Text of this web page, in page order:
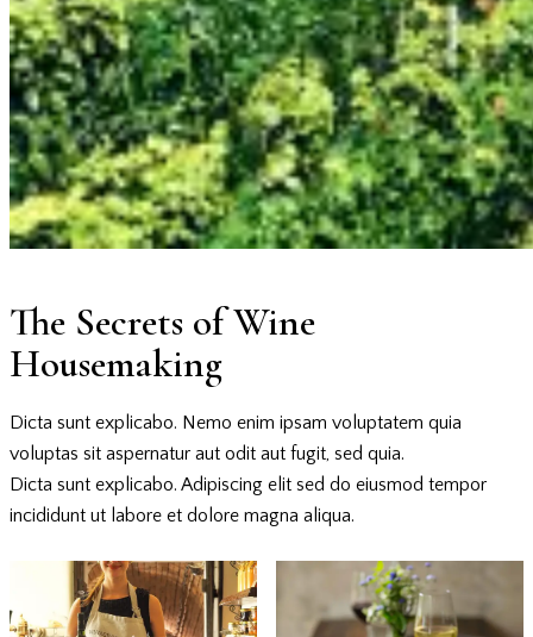
The Secrets of Wine
Housemaking
Dicta sunt explicabo. Nemo enim ipsam voluptatem quia
voluptas sit aspernatur aut odit aut fugit, sed quia.
Dicta sunt explicabo. Adipiscing elit sed do eiusmod tempor
incididunt ut labore et dolore magna aliqua.